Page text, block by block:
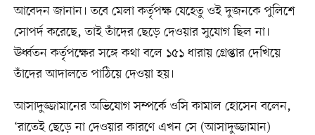
আবেদন জানান। তবে মেলা কর্তৃপক্ষ যেহেতু ওই দুজনকে পুলিশে
সোপর্দ করেছে, তাই তাঁদের ছেড়ে দেওয়ার সুযোগ ছিল না।
ঊর্ধ্বতন কর্তৃপক্ষের সঙ্গে কথা বলে ১৫১ ধারায় গ্রেপ্তার দেখিয়ে
তাঁদের আদালতে পাঠিয়ে দেওয়া হয়।
আসাদুজ্জামানের অভিযোগ সম্পর্কে ওসি কামাল হোসেন বলেন,
‘রাতেই ছেড়ে না দেওয়ার কারণে এখন সে (আসাদুজ্জামান)